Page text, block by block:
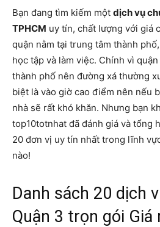
Bạn đang tìm kiếm một dịch vụ
TPHCM uy tín, chất lượng với giá
quận nằm tại trung tâm thành
học tập và làm việc. Chính vì
thành phố nên đường xá thường
biệt là vào giờ cao điểm nên nếu
nhà sẽ rất khó khăn. Nhưng bạn
top10totnhat đã đánh giá và tổng
20 đơn vị uy tín nhất trong lĩnh
nào!
Danh sách 20 dịch
Quận 3 trọn gói Giá